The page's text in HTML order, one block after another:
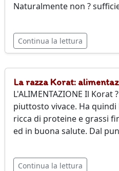
Naturalmente non ?
Continua la lettura
La razza Korat:
L'ALIMENTAZIONE Il
piuttosto vivace. Ha
ricca di proteine e grassi
ed in buona salute. Dal
Continua la lettura